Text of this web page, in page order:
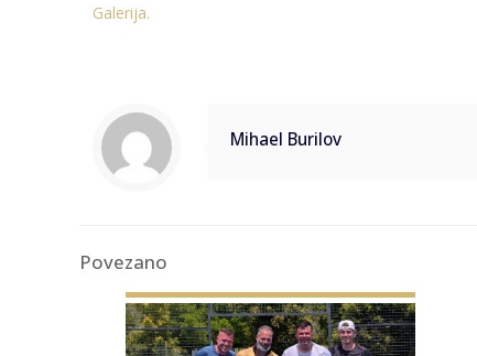
Galerija.
Mihael Burilov
Povezano